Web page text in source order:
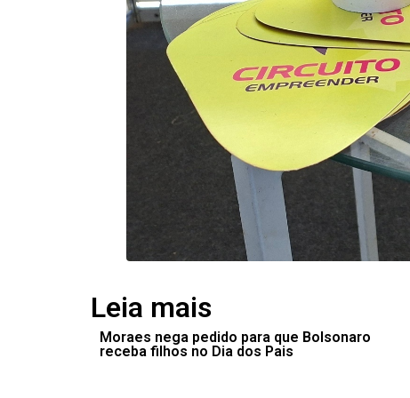
Leia mais
Moraes nega pedido para que Bolsonaro
receba filhos no Dia dos Pais